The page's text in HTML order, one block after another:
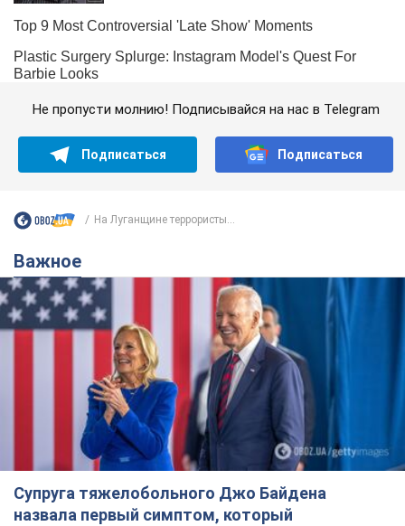
Не пропусти молнию! Подписывайся на нас в Telegram
Подписаться Подписаться
На Луганщине террористы...
Важное
Супруга тяжелобольного Джо Байдена
назвала первый симптом, который